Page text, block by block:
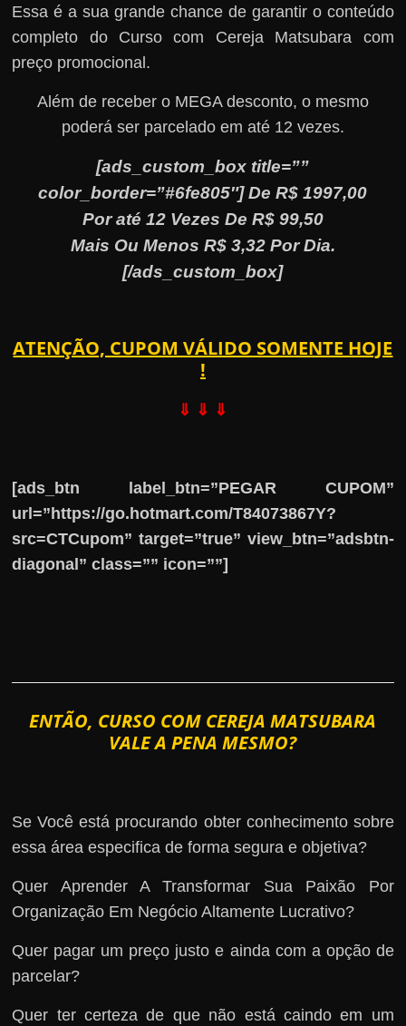
Essa é a sua grande chance de garantir o conteúdo
completo do Curso com Cereja Matsubara com
preço promocional.
Além de receber o MEGA desconto, o mesmo
poderá ser parcelado em até 12 vezes.
[ads_custom_box title=””
color_border=”#6fe805″] De R$ 1997,00
Por até 12 Vezes De R$ 99,50
Mais Ou Menos R$ 3,32 Por Dia.
[/ads_custom_box]
ATENÇÃO, CUPOM VÁLIDO SOMENTE HOJE
!
⇓ ⇓ ⇓
[ads_btn label_btn=”PEGAR CUPOM”
url=”https://go.hotmart.com/T84073867Y?
src=CTCupom” target=”true” view_btn=”adsbtn-
diagonal” class=”” icon=””]
ENTÃO, CURSO COM CEREJA MATSUBARA
VALE A PENA MESMO?
Se Você está procurando obter conhecimento sobre
essa área especifica de forma segura e objetiva?
Quer Aprender A Transformar Sua Paixão Por
Organização Em Negócio Altamente Lucrativo?
Quer pagar um preço justo e ainda com a opção de
parcelar?
Quer ter certeza de que não está caindo em um